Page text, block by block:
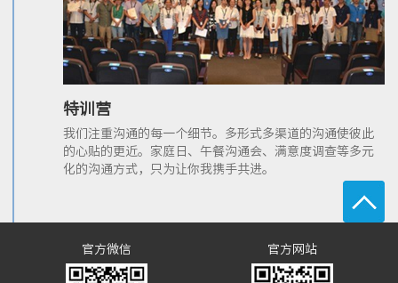
特训营
我们注重沟通的每一个细节。多形式多渠道的沟通使彼此
的心贴的更近。家庭日、午餐沟通会、满意度调查等多元
化的沟通方式，只为让你我携手共进。
官方微信 官方网站